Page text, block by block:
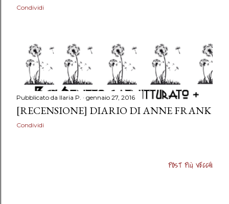
Condividi
Pubblicato da Ilaria P. gennaio 27, 2016
[RECENSIONE] DIARIO DI ANNE FRANK
Condividi
POST PIÙ VECCHI